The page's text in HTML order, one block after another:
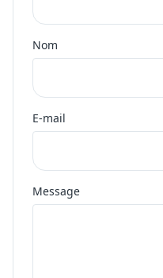
Nom
E-mail
Message